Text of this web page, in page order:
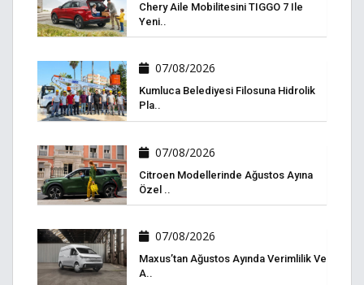
Chery Aile Mobilitesini TIGGO 7 Ile
Yeni..
07/08/2026
Kumluca Belediyesi Filosuna Hidrolik
Pla..
07/08/2026
Citroen Modellerinde Ağustos Ayına
Özel ..
07/08/2026
Maxus’tan Ağustos Ayında Verimlilik Ve
A..